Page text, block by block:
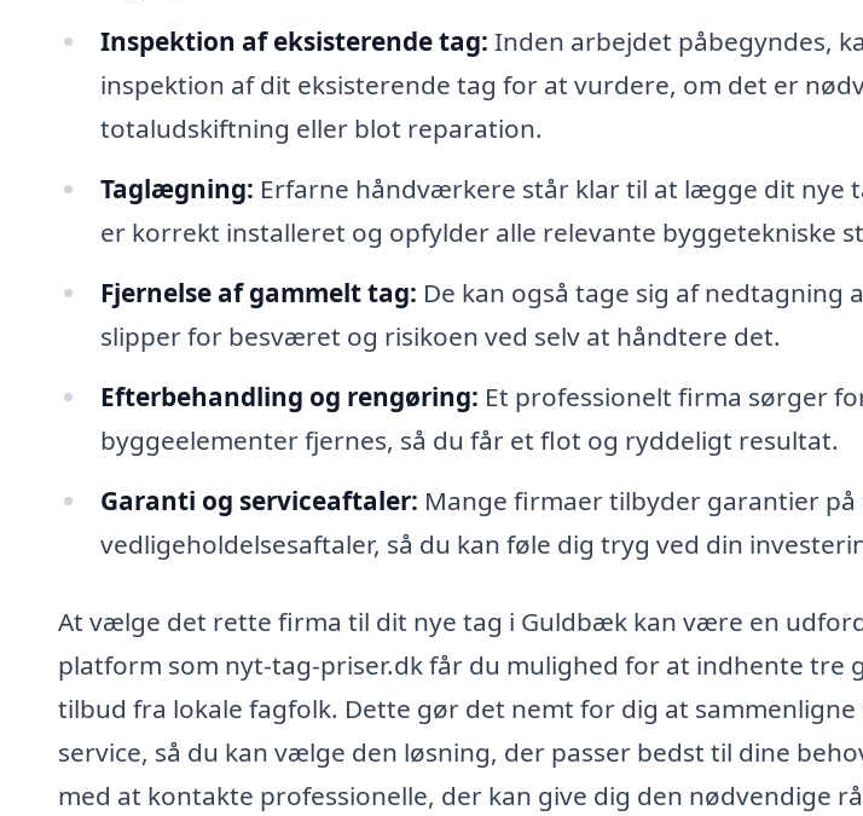
Inspektion af eksisterende tag: Inden arbejdet påbegyndes,
inspektion af dit eksisterende tag for at vurdere, om det er
totaludskiftning eller blot reparation.
Taglægning: Erfarne håndværkere står klar til at lægge dit nye
er korrekt installeret og opfylder alle relevante byggetekniske
Fjernelse af gammelt tag: De kan også tage sig af nedtagning
slipper for besværet og risikoen ved selv at håndtere det.
Efterbehandling og rengøring: Et professionelt firma sørger
byggeelementer fjernes, så du får et flot og ryddeligt resultat.
Garanti og serviceaftaler: Mange firmaer tilbyder garantier på
vedligeholdelsesaftaler, så du kan føle dig tryg ved din
At vælge det rette firma til dit nye tag i Guldbæk kan være en
platform som nyt-tag-priser.dk får du mulighed for at indhente tre
tilbud fra lokale fagfolk. Dette gør det nemt for dig at
service, så du kan vælge den løsning, der passer bedst til dine
med at kontakte professionelle, der kan give dig den nødvendige